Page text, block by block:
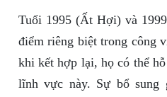
Tuổi 1995 (Ất Hợi) và
điểm riêng biệt trong công
khi kết hợp lại, họ có thể
lĩnh vực này. Sự bổ sung